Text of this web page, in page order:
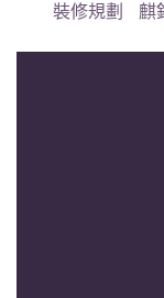
裝修規劃
麒